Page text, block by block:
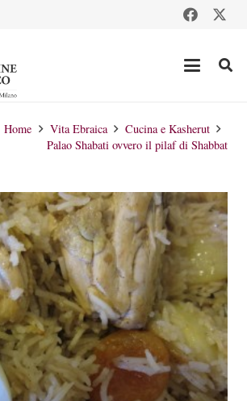
Home Vita Ebraica
Cucina e Kasherut
Palao Shabati ovvero il pilaf di Shabbat